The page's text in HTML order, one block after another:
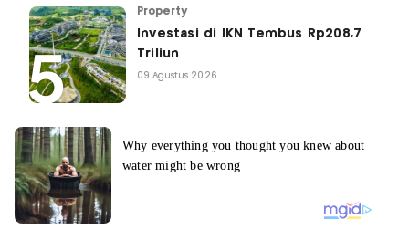
Property
Investasi di IKN Tembus Rp208,7
Triliun
09 Agustus 2026